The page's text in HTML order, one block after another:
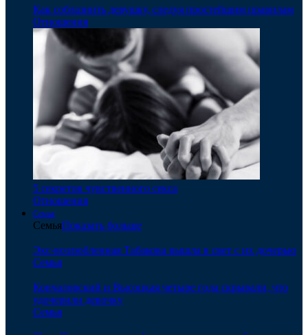
Как соблазнить девушку, следуя простейшим правилам
Отношения
5 секретов чувственного секса
Отношения
Семья
СемьяПоказать больше
Экс-возлюбленная Табакова вышла в свет с их дочерью
Семья
Кончаловский и Высоцкая четыре года скрывали, что
удочерили девочку
Семья